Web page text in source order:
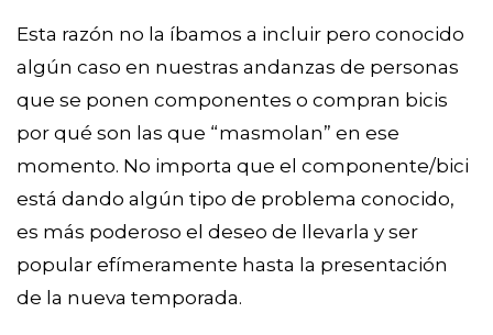
Esta razón no la íbamos a incluir pero conocido
algún caso en nuestras andanzas de personas
que se ponen componentes o compran bicis
por qué son las que “masmolan” en ese
momento. No importa que el componente/bici
está dando algún tipo de problema conocido,
es más poderoso el deseo de llevarla y ser
popular efímeramente hasta la presentación
de la nueva temporada.